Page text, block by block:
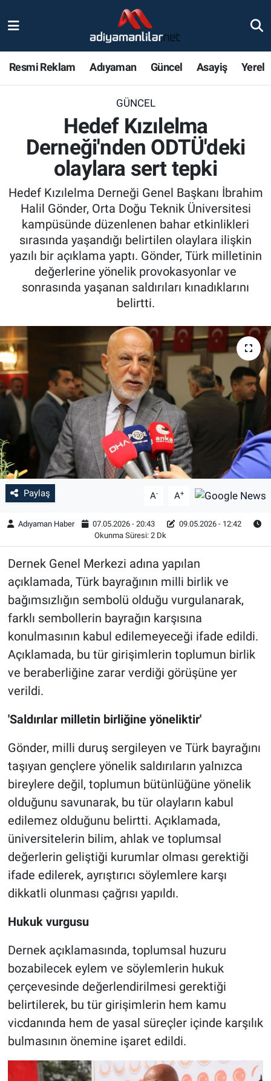
Resmi Reklam Adıyaman Güncel Asayiş Yerel
GÜNCEL
Hedef Kızılelma
Derneği'nden ODTÜ'deki
olaylara sert tepki
Hedef Kızılelma Derneği Genel Başkanı İbrahim
Halil Gönder, Orta Doğu Teknik Üniversitesi
kampüsünde düzenlenen bahar etkinlikleri
sırasında yaşandığı belirtilen olaylara ilişkin
yazılı bir açıklama yaptı. Gönder, Türk milletinin
değerlerine yönelik provokasyonlar ve
sonrasında yaşanan saldırıları kınadıklarını
belirtti.
Paylaş A- A+
Adıyaman Haber 07.05.2026 - 20:43
09.05.2026 - 12:42
Okunma Süresi: 2 Dk
Dernek Genel Merkezi adına yapılan
açıklamada, Türk bayrağının milli birlik ve
bağımsızlığın sembolü olduğu vurgulanarak,
farklı sembollerin bayrağın karşısına
konulmasının kabul edilemeyeceği ifade edildi.
Açıklamada, bu tür girişimlerin toplumun birlik
ve beraberliğine zarar verdiği görüşüne yer
verildi.
'Saldırılar milletin birliğine yöneliktir'
Gönder, milli duruş sergileyen ve Türk bayrağını
taşıyan gençlere yönelik saldırıların yalnızca
bireylere değil, toplumun bütünlüğüne yönelik
olduğunu savunarak, bu tür olayların kabul
edilemez olduğunu belirtti. Açıklamada,
üniversitelerin bilim, ahlak ve toplumsal
değerlerin geliştiği kurumlar olması gerektiği
ifade edilerek, ayrıştırıcı söylemlere karşı
dikkatli olunması çağrısı yapıldı.
Hukuk vurgusu
Dernek açıklamasında, toplumsal huzuru
bozabilecek eylem ve söylemlerin hukuk
çerçevesinde değerlendirilmesi gerektiği
belirtilerek, bu tür girişimlerin hem kamu
vicdanında hem de yasal süreçler içinde karşılık
bulmasının önemine işaret edildi.
Magazin
Bölge Haberleri
Gündem
Asayiş
Sağlık
Özel Haber
Kültür Sanat
Ekonomi
Yaşam
Çevre
BİLİM VE TEKNOLOJİ
Nöbetçi Eczaneler
Adiyaman Namaz Vakitleri
Trafik Durumu
Süper Lig Puan Durumu ve Fikstür
Tüm Manşetler
Son Dakika Haberleri
Haber Arşivi